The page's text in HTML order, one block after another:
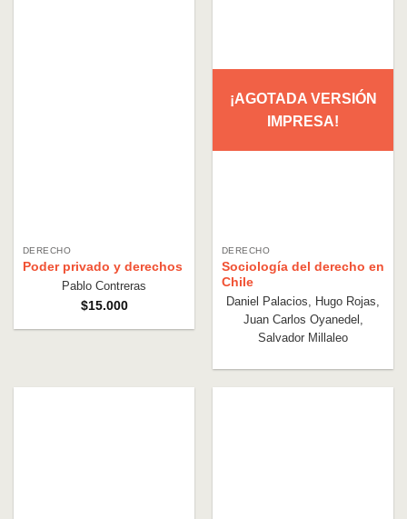
DERECHO
Poder privado y derechos
Pablo Contreras
$15.000
¡AGOTADA VERSIÓN
IMPRESA!
DERECHO
Sociología del derecho en
Chile
Daniel Palacios, Hugo Rojas,
Juan Carlos Oyanedel,
Salvador Millaleo